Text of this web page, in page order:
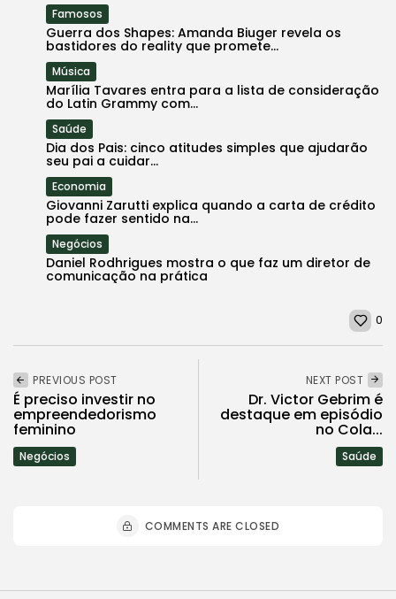
Famosos
Guerra dos Shapes: Amanda Biuger revela os
bastidores do reality que promete...
Música
Marília Tavares entra para a lista de consideração
do Latin Grammy com...
Saúde
Dia dos Pais: cinco atitudes simples que ajudarão
seu pai a cuidar...
Economia
Giovanni Zarutti explica quando a carta de crédito
pode fazer sentido na...
Negócios
Daniel Rodhrigues mostra o que faz um diretor de
comunicação na prática
0
PREVIOUS POST
É preciso investir no
empreendedorismo
feminino
Negócios
NEXT POST
Dr. Victor Gebrim é
destaque em episódio
no Cola...
Saúde
COMMENTS ARE CLOSED